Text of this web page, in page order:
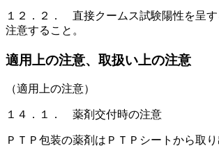
１２．２． 直接クームス試験陽性を呈
注意すること。
適用上の注意、取扱い上の注意
（適用上の注意）
１４．１． 薬剤交付時の注意
ＰＴＰ包装の薬剤はＰＴＰシートから取